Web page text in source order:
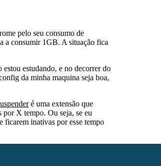
pelo seu consumo de
a consumir 1GB. A situação fica
estudando, e no decorrer do
da minha maquina seja boa,
é uma extensão que
por X tempo. Ou seja, se eu
ficarem inativas por esse tempo